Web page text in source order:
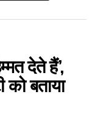
खेलते थे, हंसते थे
पल आज भी मेरी यादों
नहीं, बल्कि जीवन के
काम और जिंदगी से
था। उनकी हर
देते हैं’,
को बताया